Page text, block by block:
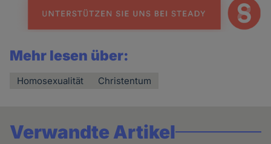
Mehr lesen über:
Homosexualität Christentum
Verwandte Artikel